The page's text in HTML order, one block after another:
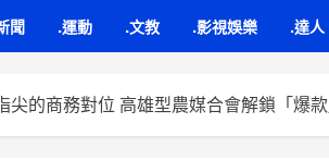
聞 .運動 .文教 .影視娛樂 .達人
尖的商務對位 高雄型農媒合會解鎖「爆